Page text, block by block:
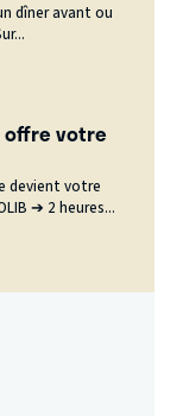
dîner avant ou
offre votre
devient votre
➔ 2 heures...